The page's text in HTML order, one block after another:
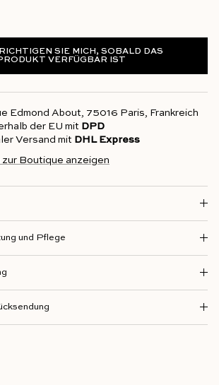
SIE MICH, SOBALD DAS
VERFÜGBAR IST
Edmond About, 75016 Paris, Frankreich
der EU mit DPD
Versand mit DHL Express
zur Boutique anzeigen
und Pflege